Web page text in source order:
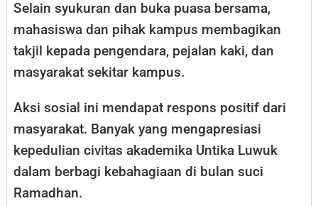
Selain syukuran dan buka puasa bersama,
mahasiswa dan pihak kampus membagikan
takjil kepada pengendara, pejalan kaki, dan
masyarakat sekitar kampus.
Aksi sosial ini mendapat respons positif dari
masyarakat. Banyak yang mengapresiasi
kepedulian civitas akademika Untika Luwuk
dalam berbagi kebahagiaan di bulan suci
Ramadhan.